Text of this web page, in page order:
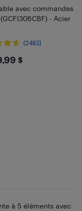
avec commandes
- Acier
(2483)
$
à 5 éléments avec